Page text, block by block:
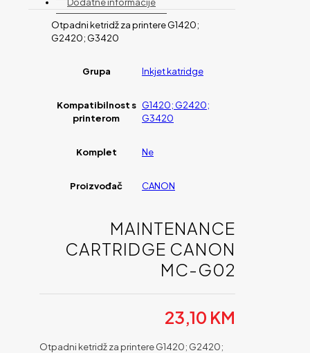
Otpadni ketridž za printere G1420;
G2420; G3420
Grupa Inkjet katridge
Kompatibilnost s
printerom
G1420; G2420;
G3420
Komplet Ne
Proizvođač CANON
MAINTENANCE
CARTRIDGE CANON
MC-G02
23,10 KM
Otpadni ketridž za printere G1420; G2420;